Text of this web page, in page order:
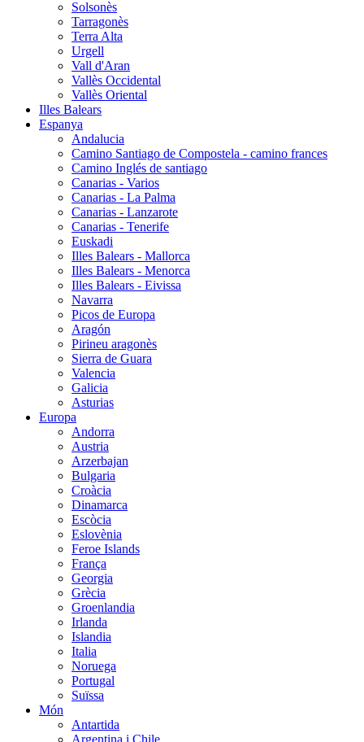
Solsonès
Tarragonès
Terra Alta
Urgell
Vall d'Aran
Vallès Occidental
Vallès Oriental
Illes Balears
Espanya
Andalucia
Camino Santiago de Compostela - camino frances
Camino Inglés de santiago
Canarias - Varios
Canarias - La Palma
Canarias - Lanzarote
Canarias - Tenerife
Euskadi
Illes Balears - Mallorca
Illes Balears - Menorca
Illes Balears - Eivissa
Navarra
Picos de Europa
Aragón
Pirineu aragonès
Sierra de Guara
Valencia
Galicia
Asturias
Europa
Andorra
Austria
Arzerbajan
Bulgaria
Croàcia
Dinamarca
Escòcia
Eslovènia
Feroe Islands
França
Georgia
Grècia
Groenlandia
Irlanda
Islandia
Italia
Noruega
Portugal
Suïssa
Món
Antartida